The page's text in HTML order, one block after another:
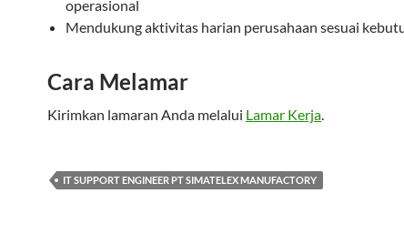
operasional
Mendukung aktivitas harian perusahaan sesuai
Cara Melamar
Kirimkan lamaran Anda melalui Lamar Kerja.
IT SUPPORT ENGINEER PT SIMATELEX MANUFACTORY